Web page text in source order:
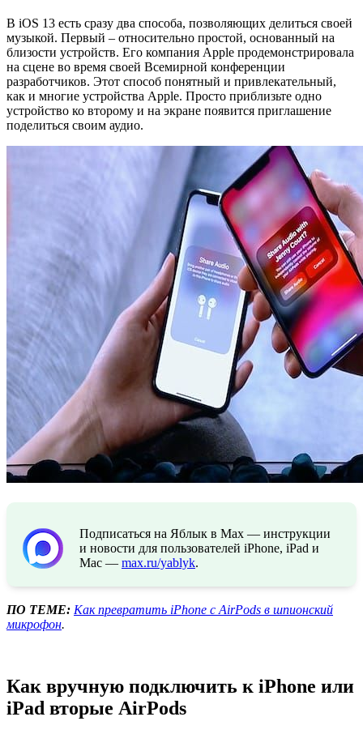
В iOS 13 есть сразу два способа, позволяющих делиться своей
музыкой. Первый – относительно простой, основанный на
близости устройств. Его компания Apple продемонстрировала
на сцене во время своей Всемирной конференции
разработчиков. Этот способ понятный и привлекательный,
как и многие устройства Apple. Просто приблизьте одно
устройство ко второму и на экране появится приглашение
поделиться своим аудио.
Подписаться на Яблык в Max — инструкции
и новости для пользователей iPhone, iPad и
Mac — max.ru/yablyk.
ПО ТЕМЕ: Как превратить iPhone с AirPods в шпионский
микрофон.
Как вручную подключить к iPhone или
iPad вторые AirPods